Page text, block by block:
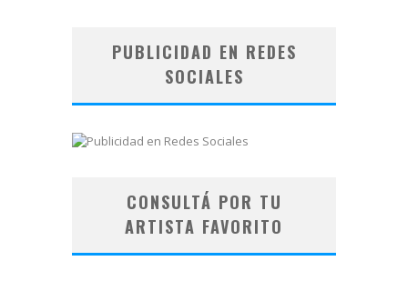
PUBLICIDAD EN REDES
SOCIALES
CONSULTÁ POR TU
ARTISTA FAVORITO